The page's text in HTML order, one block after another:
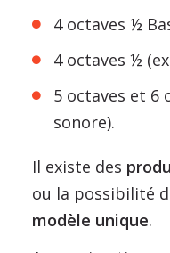
4 octaves ½
4 octaves ½
5 octaves et 6
sonore).
Il existe des
ou la possibilité
modèle unique.